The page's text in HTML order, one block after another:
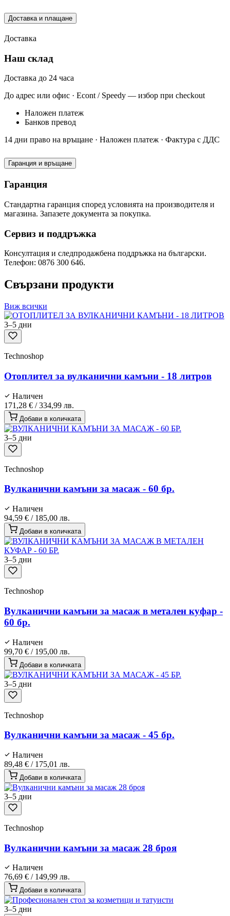
Доставка и плащане
Доставка
Наш склад
Доставка до 24 часа
До адрес или офис · Econt / Speedy — избор при checkout
Наложен платеж
Банков превод
14 дни право на връщане · Наложен платеж · Фактура с ДДС
Гаранция и връщане
Гаранция
Стандартна гаранция според условията на производителя и
магазина. Запазете документа за покупка.
Сервиз и поддръжка
Консултация и следпродажбена поддръжка на български.
Телефон: 0876 300 646.
Свързани продукти
Виж всички
3–5 дни
Technoshop
Отоплител за вулканични камъни - 18 литров
Наличен
171,28 € / 334,99 лв.
Добави в количката
3–5 дни
Technoshop
Вулканични камъни за масаж - 60 бр.
Наличен
94,59 € / 185,00 лв.
Добави в количката
3–5 дни
Technoshop
Вулканични камъни за масаж в метален куфар -
60 бр.
Наличен
99,70 € / 195,00 лв.
Добави в количката
3–5 дни
Technoshop
Вулканични камъни за масаж - 45 бр.
Наличен
89,48 € / 175,01 лв.
Добави в количката
3–5 дни
Technoshop
Вулканични камъни за масаж 28 броя
Наличен
76,69 € / 149,99 лв.
Добави в количката
3–5 дни